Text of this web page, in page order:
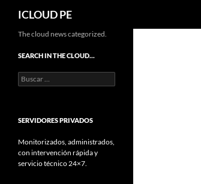
Saltar
contenido
ICLOUD PE
The cloud news categorized.
SEARCH IN THE CLOUD…
Buscar:
SERVIDORES PRIVADOS
Monitorizados, administrados,
con intervención rápida y
servicio técnico 24×7.